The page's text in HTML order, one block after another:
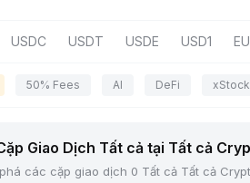
USDC USDT USDE USD1
50% Fees AI DeFi
Giao Dịch Tất cả tại Tất cả
các cặp giao dịch 0 Tất cả Tất cả